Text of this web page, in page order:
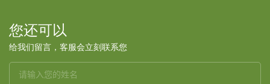
您还可以
给我们留言，客服会立刻联系您